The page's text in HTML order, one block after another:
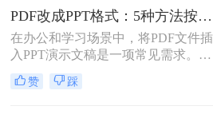
费。那么pdf如何免费转换ppt呢？以
下将介绍四种免费将PDF转换为PPT
的方法，帮助用户轻松实现格式转
换。
PDF改成PPT格式：5种方法按页面复杂度选择！
在办公和学习场景中，将PDF文件插
入PPT演示文稿是一项常见需求。无
论是展示报告、图表，还是分享文档
内容，合理选择插入方法能显著提升
赞 踩